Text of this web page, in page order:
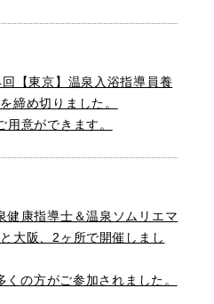
【東京】温泉入浴指導員養
締め切りました。
意ができます。
健康指導士＆温泉ソムリエマ
大阪、2ヶ所で開催しまし
の方がご参加されました。